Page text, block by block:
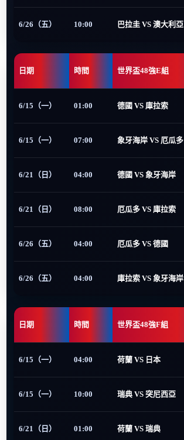
6/26（五） 10:00 巴拉圭 VS 澳大利亞
日期 時間 世界盃48強E組
6/15（一） 01:00 德國 VS 庫拉索
6/15（一） 07:00 象牙海岸 VS 厄瓜多
6/21（日） 04:00 德國 VS 象牙海岸
6/21（日） 08:00 厄瓜多 VS 庫拉索
6/26（五） 04:00 厄瓜多 VS 德國
6/26（五） 04:00 庫拉索 VS 象牙海岸
日期 時間 世界盃48強F組
6/15（一） 04:00 荷蘭 VS 日本
6/15（一） 10:00 瑞典 VS 突尼西亞
6/21（日） 01:00 荷蘭 VS 瑞典